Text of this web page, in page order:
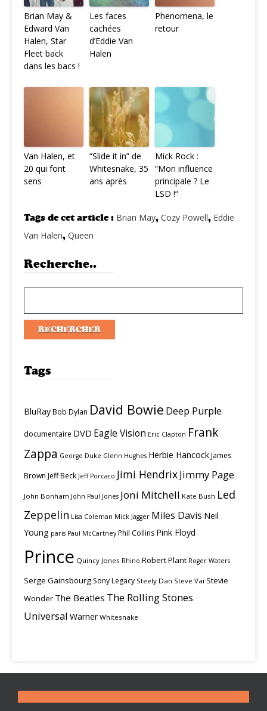
Brian May &
Edward Van
Halen, Star
Fleet back
dans les bacs !
Les faces
cachées
d’Eddie Van
Halen
Phenomena, le
retour
Van Halen, et
20 qui font
sens
“Slide it in” de
Whitesnake, 35
ans après
Mick Rock :
“Mon influence
principale ? Le
LSD !“
Tags de cet article : Brian May, Cozy Powell, Eddie
Van Halen, Queen
Recherche..
Tags
BluRayBob Dylan David Bowie Deep Purple
documentaire DVD Eagle Vision Eric Clapton Frank
Zappa George Duke Glenn Hughes Herbie HancockJames
Brown Jeff Beck Jeff Porcaro Jimi HendrixJimmy Page
John Bonham John Paul Jones Joni Mitchell Kate Bush Led
Zeppelin Lisa Coleman Mick Jagger Miles Davis Neil
Young paris Paul McCartney Phil Collins Pink Floyd
Prince Quincy Jones Rhino Robert Plant Roger Waters
Serge Gainsbourg Sony Legacy Steely Dan Steve Vai Stevie
Wonder The Beatles The Rolling Stones
Universal Warner Whitesnake